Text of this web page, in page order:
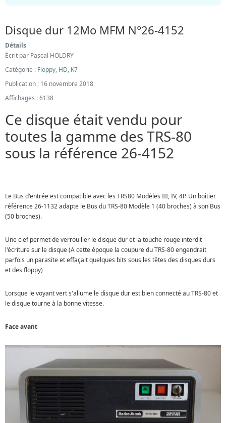
Disque dur 12Mo MFM N°26-4152
Détails
Écrit par Pascal HOLDRY
Catégorie : Floppy, HD, K7
Publication : 16 novembre 2018
Affichages : 6138
Ce disque était vendu pour
toutes la gamme des TRS-80
sous la référence 26-4152
Le Bus d'entrée est compatible avec les TRS80 Modèles III, IV, 4P. Un boitier
référence 26-1132 adapte le Bus du TRS-80 Modèle 1 (40 broches) à son Bus
(50 broches).
Une clef permet de verrouiller le disque dur et la touche rouge interdit
l'écriture sur le disque (A cette époque la coupure du TRS-80 engendrait
parfois un parasite et effaçait quelques bits sous les têtes des disques durs
et des floppy)
Lorsque le voyant vert s'allume le disque dur est bien connecté au TRS-80 et
le disque tourne à la bonne vitesse.
Face avant